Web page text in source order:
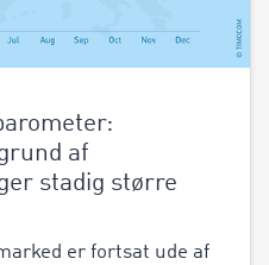
af
stadig større
er fortsat ude af